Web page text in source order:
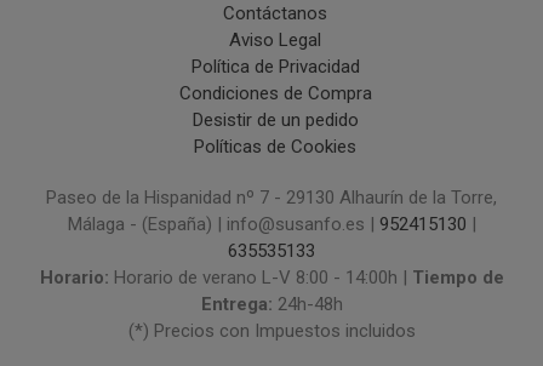
Contáctanos
Aviso Legal
Política de Privacidad
Condiciones de Compra
Desistir de un pedido
Políticas de Cookies
Paseo de la Hispanidad nº 7 - 29130 Alhaurín de la Torre,
Málaga - (España) | info@susanfo.es | 952415130 |
635535133
Horario: Horario de verano L-V 8:00 - 14:00h | Tiempo de
Entrega: 24h-48h
(*) Precios con Impuestos incluidos